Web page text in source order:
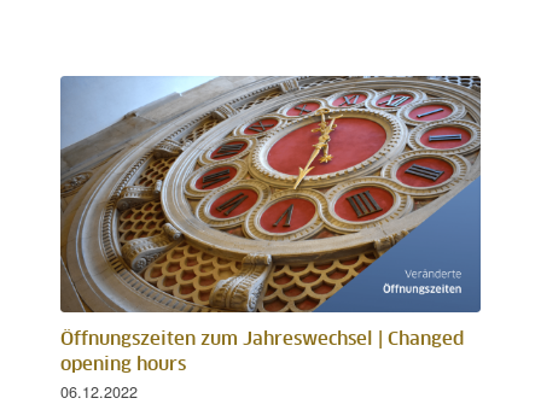
Öffnungszeiten zum Jahreswechsel | Changed
opening hours
06.12.2022